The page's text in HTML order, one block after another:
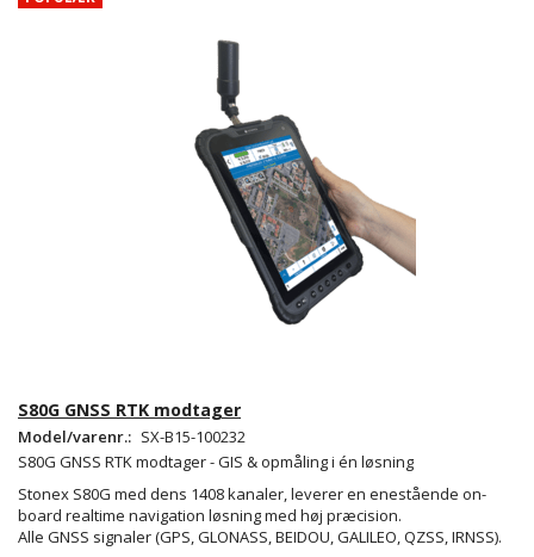
S80G GNSS RTK modtager
Model/varenr.: SX-B15-100232
S80G GNSS RTK modtager - GIS & opmåling i én løsning
Stonex S80G med dens 1408 kanaler, leverer en enestående on-
board realtime navigation løsning med høj præcision.
Alle GNSS signaler (GPS, GLONASS, BEIDOU, GALILEO, QZSS, IRNSS).